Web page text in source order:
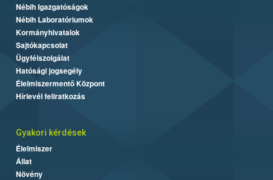
Nébih Igazgatóságok
Nébih Laboratóriumok
Kormányhivatalok
Sajtókapcsolat
Ügyfélszolgálat
Hatósági jogsegély
Élelmiszermentő Központ
Hírlevél feliratkozás
Gyakori kérdések
Élelmiszer
Állat
Növény